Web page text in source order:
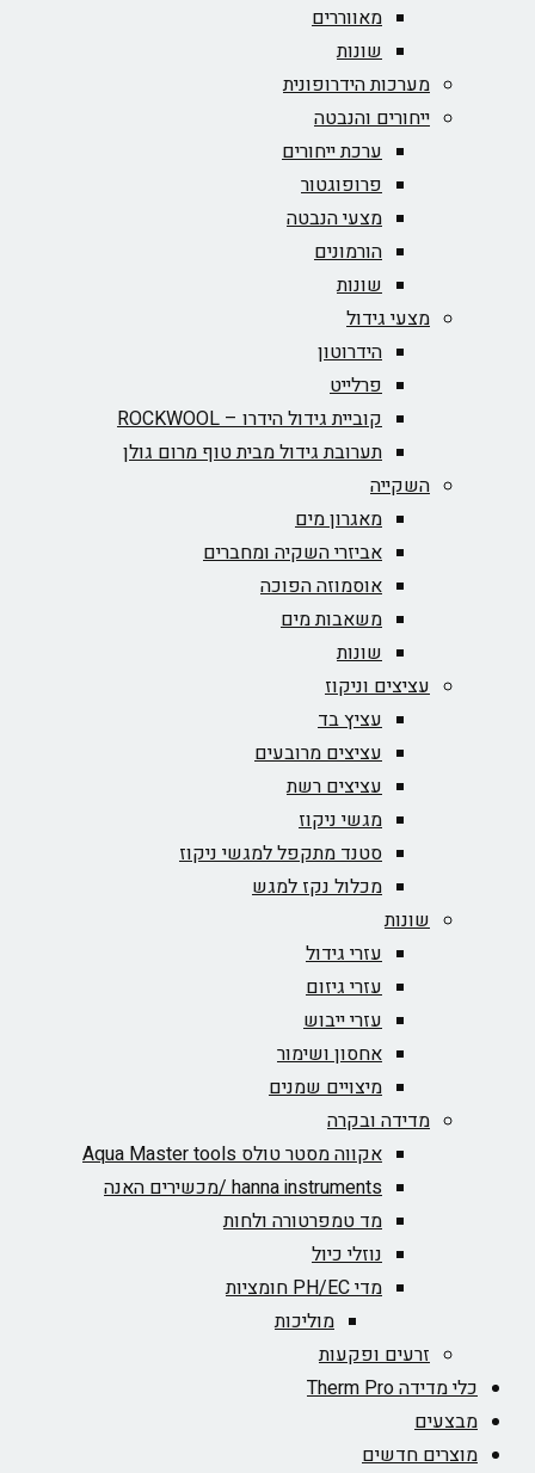
מאווררים
שונות
מערכות הידרופונית
ייחורים והנבטה
ערכת ייחורים
פרופוגטור
מצעי הנבטה
הורמונים
שונות
מצעי גידול
הידרוטון
פרלייט
קוביית גידול הידרו – ROCKWOOL‏
תערובת גידול מבית טוף מרום גולן
השקייה
מאגרון מים
אביזרי השקיה ומחברים
אוסמוזה הפוכה
משאבות מים
שונות
עציצים וניקוז
עציץ בד
עציצים מרובעים
עציצים רשת
מגשי ניקוז
סטנד מתקפל למגשי ניקוז
מכלול נקז למגש
שונות
עזרי גידול
עזרי גיזום
עזרי ייבוש
אחסון ושימור
מיצויים שמנים
מדידה ובקרה
אקווה מסטר טולס Aqua Master tools
hanna instruments /מכשירים האנה
מד טמפרטורה ולחות
נוזלי כיול
מדי PH/EC חומציות
מוליכות
זרעים ופקעות
כלי מדידה Therm Pro
מבצעים
מוצרים חדשים